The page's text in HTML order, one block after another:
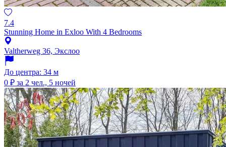
7.4
Stunning Home in Exloo With 4 Bedrooms
Valtherweg 36, Экслоо
До центра: 34 м
0 ₽ за 2 чел., 5 ночей